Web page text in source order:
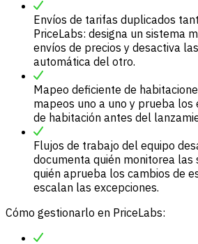
Envíos de tarifas duplicados
PriceLabs: designa un sistema
envíos de precios y desactiva
automática del otro.
Mapeo deficiente de
mapeos uno a uno y prueba los
de habitación antes del
Flujos de trabajo del equipo
documenta quién monitorea las
quién aprueba los cambios de
escalan las excepciones.
Cómo gestionarlo en PriceLabs: